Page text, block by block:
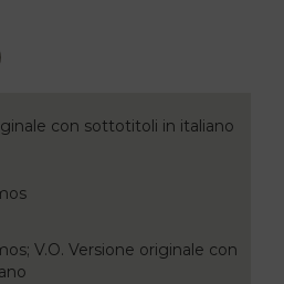
con sottotitoli in italiano
V.O. Versione originale con